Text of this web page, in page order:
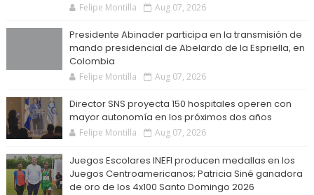
Felipe Montilla Aug 07, 2026
Presidente Abinader participa en la transmisión de
mando presidencial de Abelardo de la Espriella, en
Colombia
Felipe Montilla Aug 07, 2026
Director SNS proyecta 150 hospitales operen con
mayor autonomía en los próximos dos años
Felipe Montilla Aug 07, 2026
Juegos Escolares INEFI producen medallas en los
Juegos Centroamericanos; Patricia Siné ganadora
de oro de los 4x100 Santo Domingo 2026